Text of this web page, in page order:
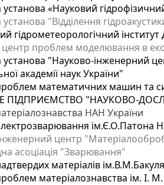
«Науковий
"Відділення
гідрометеорологічний
проблем моделювання в
"Науково-інженерний
академії наук України"
математичних машин та
ПІДПРИЄМСТВО "НАУКОВО-
НАН України
ім.Є.О.Патона
центр
асоціація "Зварювання"
матеріалів
матеріалознавства ім. І.